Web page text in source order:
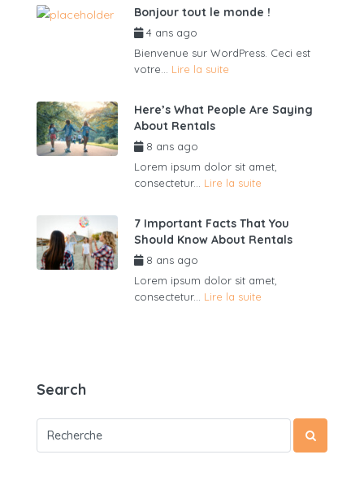
Bonjour tout le monde !
4 ans ago
Bienvenue sur WordPress. Ceci est
votre... Lire la suite
Here’s What People Are Saying
About Rentals
8 ans ago
Lorem ipsum dolor sit amet,
consectetur... Lire la suite
7 Important Facts That You
Should Know About Rentals
8 ans ago
Lorem ipsum dolor sit amet,
consectetur... Lire la suite
Search